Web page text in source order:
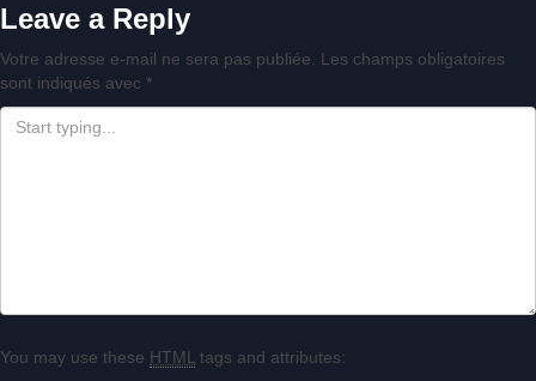
Leave a Reply
Votre adresse e-mail ne sera pas publiée.
Les champs obligatoires
sont indiqués avec *
You may use these HTML tags and attributes: